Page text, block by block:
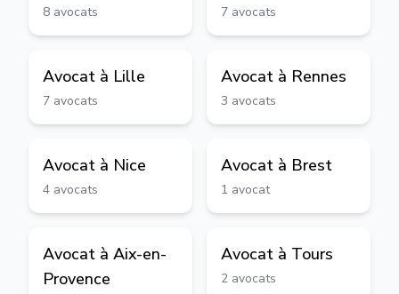
8 avocats 7 avocats
Avocat à Lille
7 avocats
Avocat à Rennes
3 avocats
Avocat à Nice
4 avocats
Avocat à Brest
1 avocat
Avocat à Aix-en-
Provence
Avocat à Tours
2 avocats